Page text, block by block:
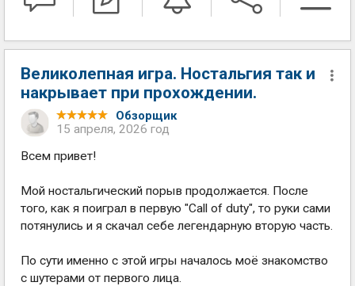
Великолепная игра. Ностальгия так и
накрывает при прохождении.
Обзорщик
15 апреля, 2026 год
Всем привет!
Мой ностальгический порыв продолжается. После
того, как я поиграл в первую "Call of duty", то руки сами
потянулись и я скачал себе легендарную вторую часть.
По сути именно с этой игры началось моё знакомство
с шутерами от первого лица.